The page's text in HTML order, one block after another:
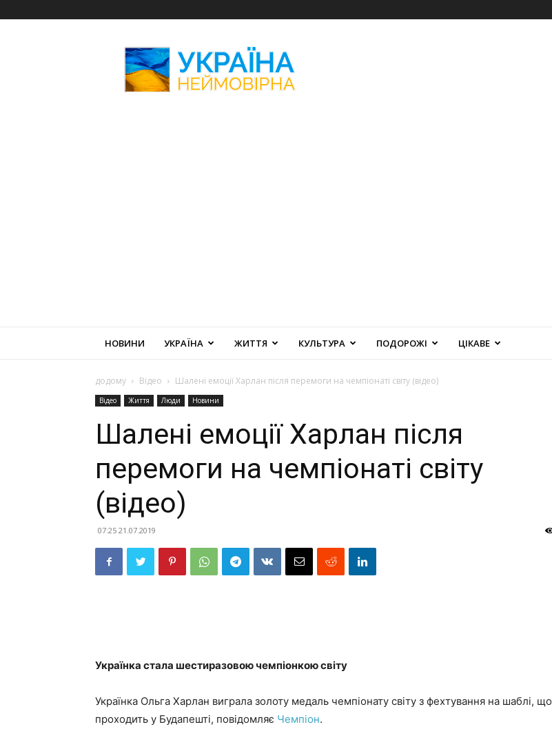
Неймовірна
НОВИНИ УКРАЇНА ЖИТТЯ КУЛЬТУРА ПОДОРОЖІ ЦІКАВЕ
додому Відео Шалені емоції Харлан після перемоги на чемпіонаті світу (відео)
Відео Життя Люди Новини
Шалені емоції Харлан після
перемоги на чемпіонаті світу
(відео)
07:25 21.07.2019
Українка стала шестиразовою чемпіонкою світу
Українка Ольга Харлан виграла золоту медаль чемпіонату світу з фехтування на шаблі, що
проходить у Будапешті, повідомляє Чемпіон.